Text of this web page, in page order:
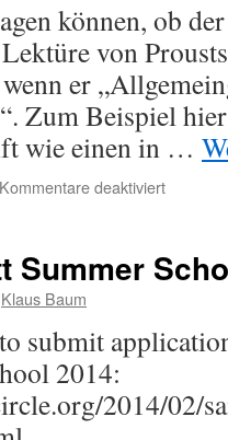
können, ob
von
er
Zum Beispiel
wie einen in …
Kommentare deaktiviert
von
Beckett
Summer
Klaus Baum
submit
2014:
2014/02/